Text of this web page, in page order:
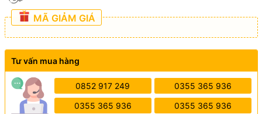
MÃ GIẢM GIÁ
Tư vấn mua hàng
0852 917 249 0355 365 936
0355 365 936 0355 365 936